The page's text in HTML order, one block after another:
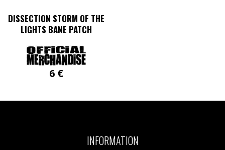
DISSECTION STORM OF THE
LIGHTS BANE PATCH
6 €
INFORMATION